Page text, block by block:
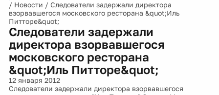
/ Новости / Следователи задержали директора
взорвавшегося московского ресторана &quot;Иль
Питторе&quot;
Следователи задержали
директора взорвавшегося
московского ресторана
&quot;Иль Питторе&quot;
12 января 2012
Следователи задержали директора взорвавшегося